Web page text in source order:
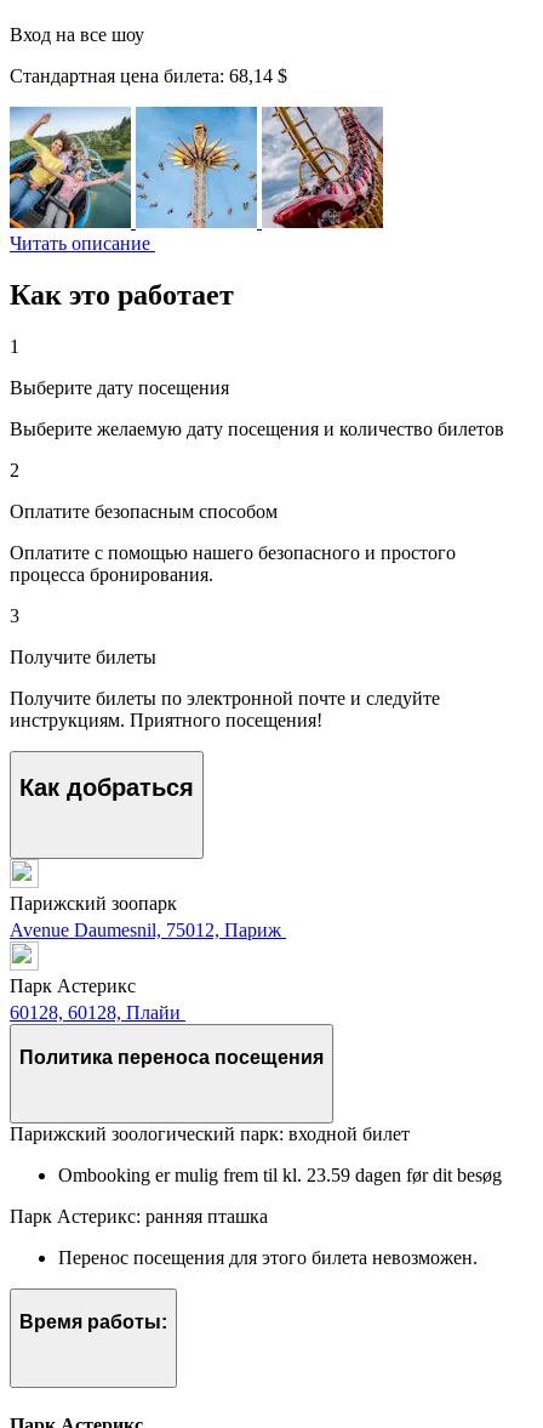
Вход на все шоу
Стандартная цена билета: 68,14 $
Читать описание
Как это работает
1
Выберите дату посещения
Выберите желаемую дату посещения и количество билетов
2
Оплатите безопасным способом
Оплатите с помощью нашего безопасного и простого
процесса бронирования.
3
Получите билеты
Получите билеты по электронной почте и следуйте
инструкциям. Приятного посещения!
Как добраться
Парижский зоопарк
Avenue Daumesnil, 75012, Париж
Парк Астерикс
60128, 60128, Плайи
Политика переноса посещения
Парижский зоологический парк: входной билет
Ombooking er mulig frem til kl. 23.59 dagen før dit besøg
Парк Астерикс: ранняя пташка
Перенос посещения для этого билета невозможен.
Время работы: